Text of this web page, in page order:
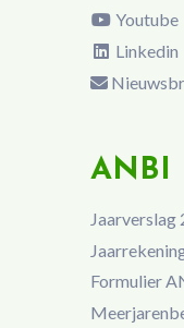
Youtube
Linkedin
ANBI
Jaarverslag
Formulier